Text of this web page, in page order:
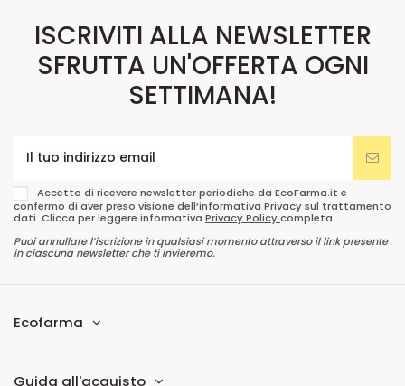
ISCRIVITI ALLA NEWSLETTER
SFRUTTA UN'OFFERTA OGNI
SETTIMANA!
Accetto di ricevere newsletter periodiche da EcoFarma.it e
confermo di aver preso visione dell’informativa Privacy sul trattamento
dati. Clicca per leggere informativa Privacy Policycompleta.
Puoi annullare l’iscrizione in qualsiasi momento attraverso il link presente
in ciascuna newsletter che ti invieremo.
Ecofarma
Guida all'acquisto